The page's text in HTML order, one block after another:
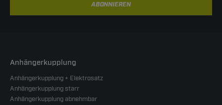
ABONNIEREN
Anhängerkupplung
Anhängerkupplung + Elektrosatz
Anhängerkupplung starr
Anhängerkupplung abnehmbar